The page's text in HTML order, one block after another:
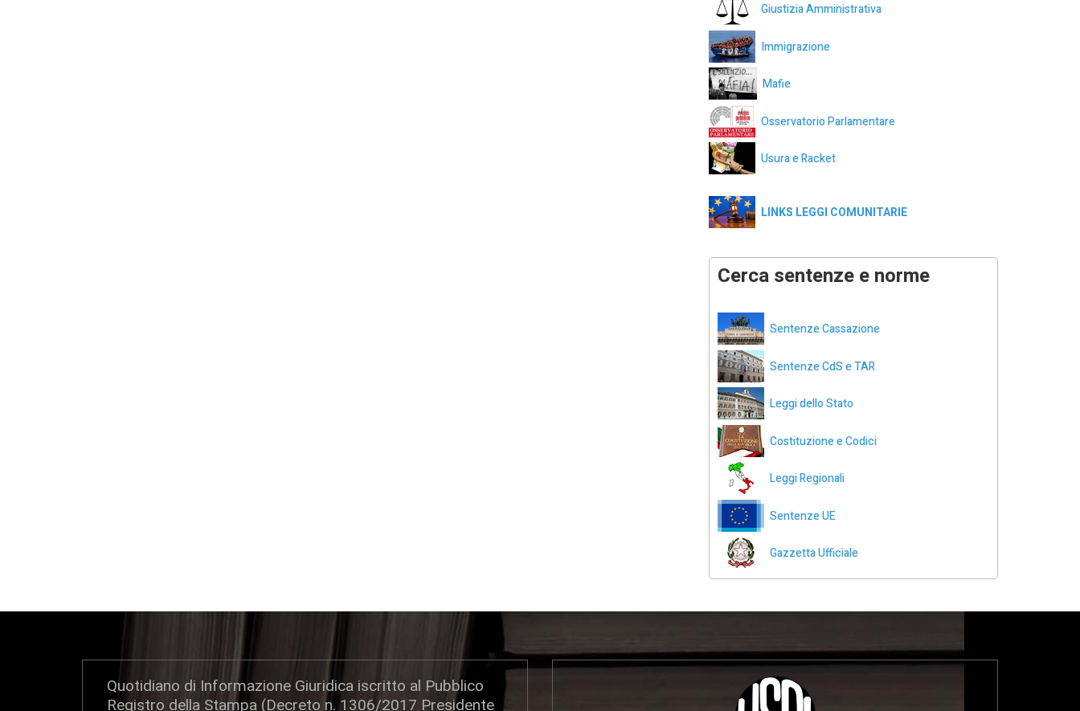
Giustizia Amministrativa
Immigrazione
Mafie
Osservatorio Parlamentare
Usura e Racket
LINKS LEGGI COMUNITARIE
Cerca sentenze e norme
Sentenze Cassazione
Sentenze CdS e TAR
Leggi dello Stato
Costituzione e Codici
Leggi Regionali
Sentenze UE
Gazzetta Ufficiale
Quotidiano di Informazione Giuridica iscritto al Pubblico
Registro della Stampa (Decreto n. 1306/2017 Presidente